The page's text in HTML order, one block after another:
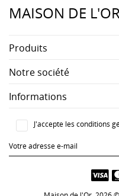
MAISON DE
Produits
Notre société
Informations
J'accepte les conditions